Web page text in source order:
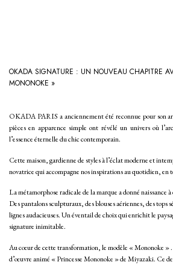
OKADA SIGNATURE : UN NOUVEAU CHAPITRE
MONONOKE »
OKADA PARISa anciennement été reconnue pour son
pièces en apparence simple ont révélé un univers où
l’essence éternelle du chic contemporain.
Cette maison, gardienne de styles à l’éclat moderne et
novatrice qui accompagne nos inspirations au quotidien, en
Lamétamorphose radicalede la marque a donné naissance
Despantalonssculpturaux, desblousesaériennes, destops
lignes audacieuses. Un éventail de choix qui enrichit le
signature inimitable.
Au cœur de cette transformation, le modèle « Mononoke »
d’œuvre animé « Princesse Mononoke » de Miyazaki. Ce